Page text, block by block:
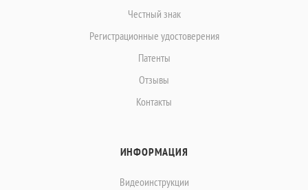
Честный знак
Регистрационные удостоверения
Патенты
Отзывы
Контакты
ИНФОРМАЦИЯ
Видеоинструкции